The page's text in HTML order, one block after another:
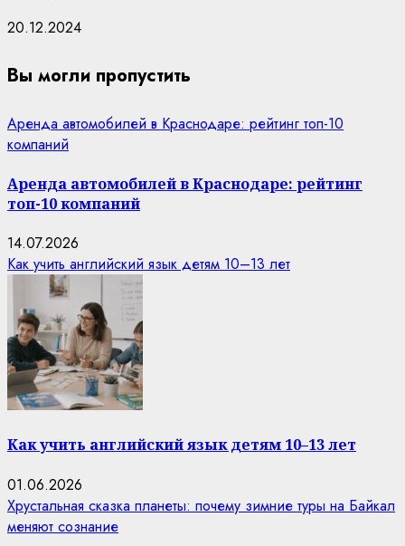
20.12.2024
Вы могли пропустить
Аренда автомобилей в Краснодаре: рейтинг топ-10
компаний
Аренда автомобилей в Краснодаре: рейтинг
топ-10 компаний
14.07.2026
Как учить английский язык детям 10–13 лет
Как учить английский язык детям 10–13 лет
01.06.2026
Хрустальная сказка планеты: почему зимние туры на Байкал
меняют сознание